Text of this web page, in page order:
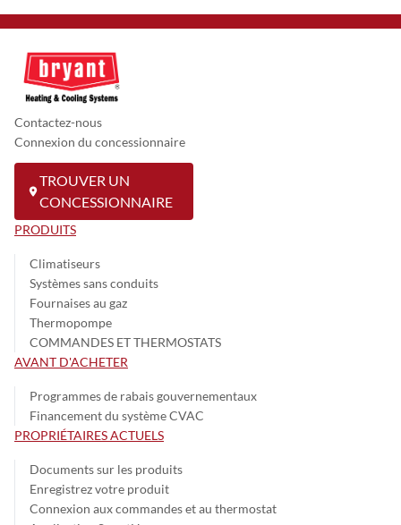
Contactez-nous
Connexion du concessionnaire
TROUVER UN
CONCESSIONNAIRE
PRODUITS
Climatiseurs
Systèmes sans conduits
Fournaises au gaz
Thermopompe
COMMANDES ET THERMOSTATS
AVANT D'ACHETER
Programmes de rabais gouvernementaux
Financement du système CVAC
PROPRIÉTAIRES ACTUELS
Documents sur les produits
Enregistrez votre produit
Connexion aux commandes et au thermostat